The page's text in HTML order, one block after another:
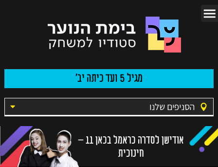
מגיל 5 ועד כיתה יב'
הסניפים שלנו
אודישן לסדרה כראמל בכאן 11 –
חינוכית